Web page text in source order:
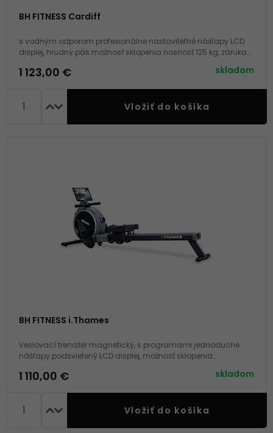
BH FITNESS Cardiff
s vodným odporom profesionálne nastaviteľné nášľapy LCD
displej, hrudný pás možnosť sklopenia nosnosť 125 kg, záruka
1 123,00 € skladom
Vložiť do košíka
BH FITNESS i.Thames
Veslovací trenažér magnetický, s programami jednoduché
nášľapy podsvietený LCD displej, možnosť sklopenia
servis doma
1 110,00 € skladom
Vložiť do košíka